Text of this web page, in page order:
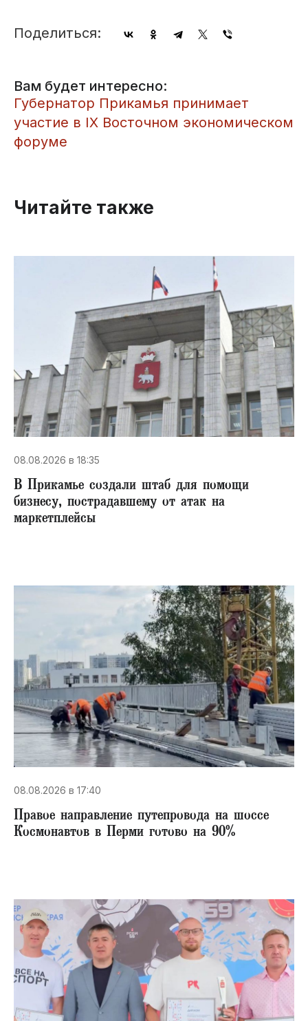
Поделиться:
Вам будет интересно:
Губернатор Прикамья принимает
участие в IX Восточном экономическом
форуме
Читайте также
08.08.2026 в 18:35
В Прикамье создали штаб для помощи
бизнесу, пострадавшему от атак на
маркетплейсы
08.08.2026 в 17:40
Правое направление путепровода на шоссе
Космонавтов в Перми готово на 90%